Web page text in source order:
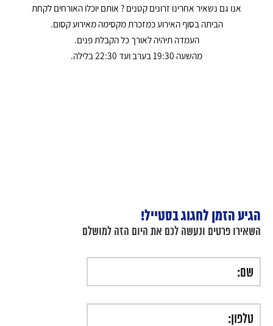
אנו גם נשאיר אחרינו זרונים קטנים ? אותם יוכלו האורחים לקחת
הביתה בסוף האירוע כמזכרת מקסימה מאירוע קסום.
העמדה תיהיה לאורך כל הקבלת פנים.
מהשעה 19:30 בערב ועד 22:30 בלילה.
הגיע הזמן לחגוג בסטייל!
השאירו פרטים ונעשה לכם את היום הזה למושלם